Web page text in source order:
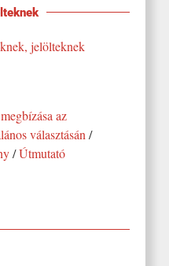
jelölteknek
az
választásán /
/Útmutató